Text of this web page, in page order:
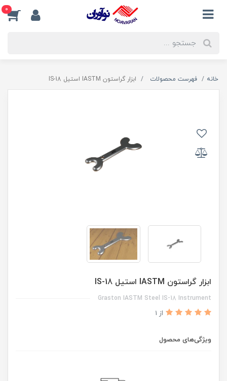
0
خانه فهرست محصولات ابزار گراستون IASTM استیل IS-18
ابزار گراستون IASTM استیل IS-18
Graston IASTM Steel IS-18 Instrument
از 1
ویژگی‌های محصول